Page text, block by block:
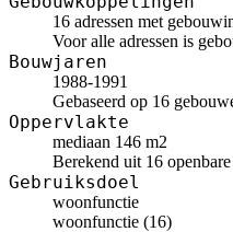
16 adressen met
Voor alle adressen is
Bouwjaren
1988-1991
Gebaseerd op 16
Oppervlakte
mediaan 146 m2
Berekend uit 16
Gebruiksdoel
woonfunctie
woonfunctie (16)